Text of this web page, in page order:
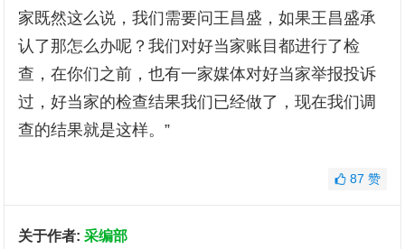
家既然这么说，我们需要问王昌盛，如果王昌盛承
认了那怎么办呢？我们对好当家账目都进行了检
查，在你们之前，也有一家媒体对好当家举报投诉
过，好当家的检查结果我们已经做了，现在我们调
查的结果就是这样。”
87 赞
关于作者:采编部